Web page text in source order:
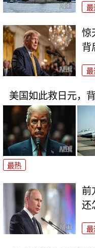
最
惊
背
最
美国如此救日元，
最热
前
还
最